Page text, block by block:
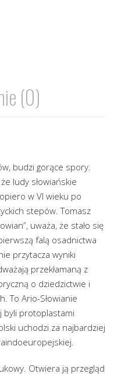
(0)
budzi gorące spory.
ludy słowiańskie
w VI wieku po
stepów. Tomasz
uważa, że stało się
falą osadnictwa
przytacza wyniki
przekłamaną z
o dziedzictwie i
To Ario-Słowianie
byli protoplastami
uchodzi za najbardziej
Otwiera ją przegląd